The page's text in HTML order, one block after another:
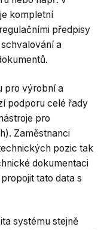
kompletní
předpisy
a
pro výrobní a
podporu celé řady
pro
Zaměstnanci
pozic tak
dokumentaci
tato data s
systému stejně